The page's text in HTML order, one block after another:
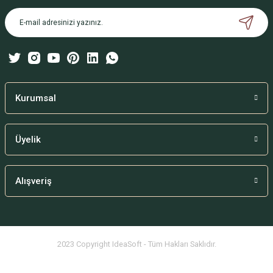
Ürün açıklamasında eksik bilgiler bulunuyor.
Ürün bilgilerinde hatalar bulunuyor.
Bu ürüne benzer farklı alternatifler olmalı.
Kurumsal
Üyelik
Alışveriş
2023 Copyright IdeaSoft - Tüm Hakları Saklıdır.